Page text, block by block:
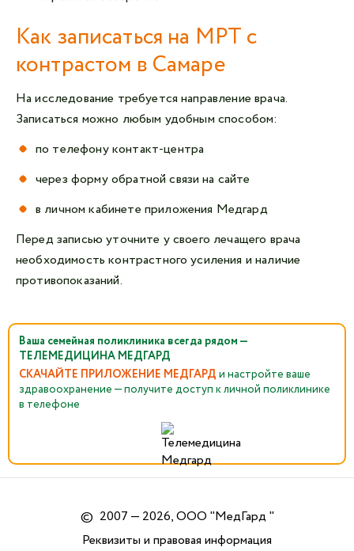
Как записаться на МРТ с
контрастом в Самаре
На исследование требуется направление врача.
Записаться можно любым удобным способом:
по телефону контакт-центра
через форму обратной связи на сайте
в личном кабинете приложения Медгард
Перед записью уточните у своего лечащего врача
необходимость контрастного усиления и наличие
противопоказаний.
Ваша семейная поликлиника всегда рядом —
ТЕЛЕМЕДИЦИНА МЕДГАРД
СКАЧАЙТЕ ПРИЛОЖЕНИЕ МЕДГАРД и настройте ваше
здравоохранение — получите доступ к личной поликлинике
в телефоне
© 2007 — 2026, ООО "МедГард "
Реквизиты и правовая информация